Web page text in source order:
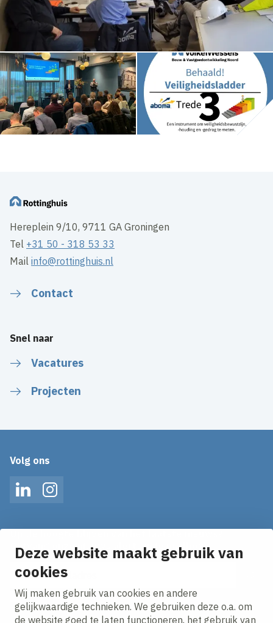
Deze website maakt gebruik van
cookies
Wij maken gebruik van cookies en andere
gelijkwaardige technieken. We gebruiken deze o.a. om
de website goed te laten functioneren, het gebruik van
Hereplein 9/10, 9711 GA Groningen
Tel +31 50 - 318 53 33
Mailinfo@rottinghuis.nl
Contact
Snel naar
Vacatures
Projecten
Volg ons
LinkedInInstagram
Ontvang onze nieuws alerts in je mailbox!
E-mailadres
Ik ga akkoord met hetprivacy statement.